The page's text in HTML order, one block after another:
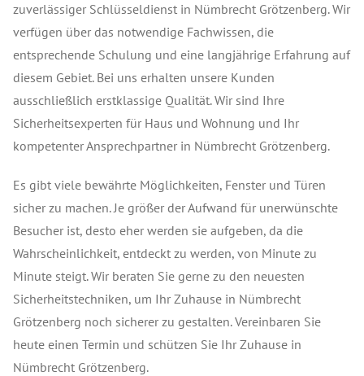
zuverlässiger Schlüsseldienst in Nümbrecht Grötzenberg. Wir
verfügen über das notwendige Fachwissen, die
entsprechende Schulung und eine langjährige Erfahrung auf
diesem Gebiet. Bei uns erhalten unsere Kunden
ausschließlich erstklassige Qualität. Wir sind Ihre
Sicherheitsexperten für Haus und Wohnung und Ihr
kompetenter Ansprechpartner in Nümbrecht Grötzenberg.
Es gibt viele bewährte Möglichkeiten, Fenster und Türen
sicher zu machen. Je größer der Aufwand für unerwünschte
Besucher ist, desto eher werden sie aufgeben, da die
Wahrscheinlichkeit, entdeckt zu werden, von Minute zu
Minute steigt. Wir beraten Sie gerne zu den neuesten
Sicherheitstechniken, um Ihr Zuhause in Nümbrecht
Grötzenberg noch sicherer zu gestalten. Vereinbaren Sie
heute einen Termin und schützen Sie Ihr Zuhause in
Nümbrecht Grötzenberg.